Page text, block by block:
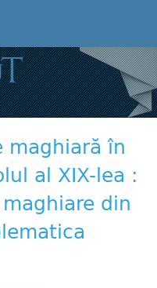
maghiară în
al XIX-lea :
din